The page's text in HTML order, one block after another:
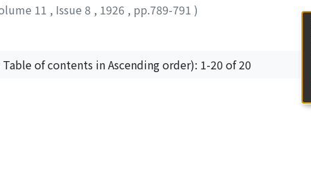
11 , Issue 8 , 1926 , pp.789-791 )
of contents in Ascending order): 1-20 of 20